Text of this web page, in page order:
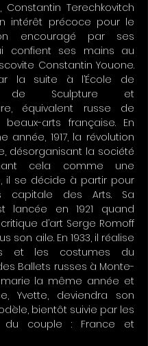
Constantin Terechkovitch
intérêt précoce pour le
encouragé par ses
confient ses mains au
Constantin Youone.
la suite à l’École de
de Sculpture et
équivalent russe de
beaux-arts française. En
année, 1917, la révolution
désorganisant la société
cela comme une
il se décide à partir pour
capitale des Arts. Sa
lancée en 1921 quand
d’art Serge Romoff
son aile. En 1933, il réalise
et les costumes du
Ballets russes à Monte-
marie la même année et
Yvette, deviendra son
bientôt suivie par les
du couple : France et